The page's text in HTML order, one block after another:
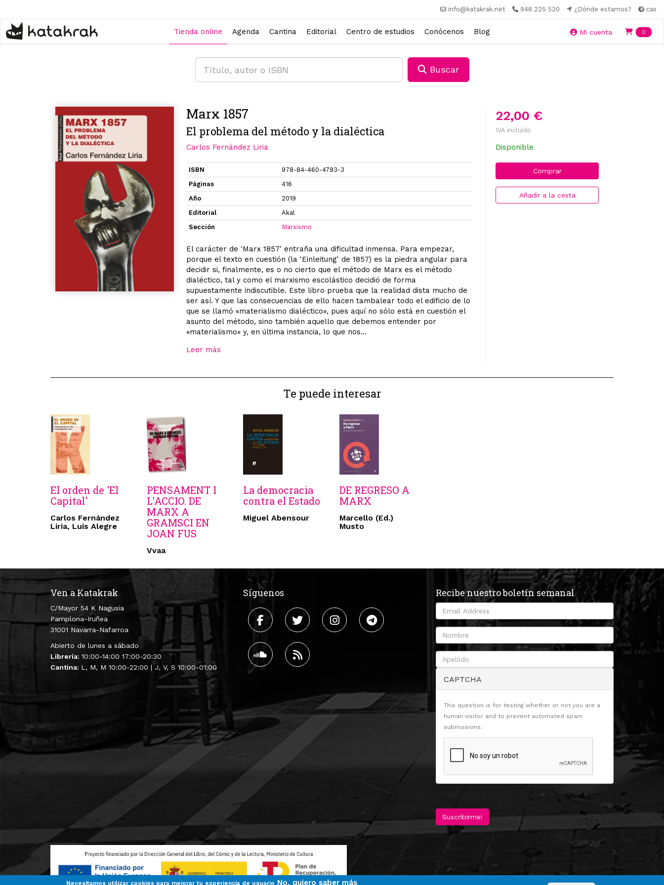
contenido
principal
info@katakrak.net 948 225 520 ¿Dónde estamos? cas
Tienda online Agenda Cantina Editorial Centro de estudios Conócenos Blog Mi cuenta 0
Buscar
22,00 €
IVA incluido
Disponible
Comprar
Añadir a la cesta
Marx 1857
El problema del método y la dialéctica
Carlos Fernández Liria
ISBN
978-84-460-4793-3
Páginas
416
Año
2019
Editorial
Akal
Sección
Marxismo
El carácter de 'Marx 1857' entraña una dificultad inmensa. Para empezar,
porque el texto en cuestión (la 'Einleitung' de 1857) es la piedra angular para
decidir si, finalmente, es o no cierto que el método de Marx es el método
dialéctico, tal y como el marxismo escolástico decidió de forma
supuestamente indiscutible. Este libro prueba que la realidad dista mucho de
ser así. Y que las consecuencias de ello hacen tambalear todo el edificio de lo
que se llamó «materialismo dialéctico», pues aquí no sólo está en cuestión el
asunto del método, sino también aquello que debemos entender por
«materialismo» y, en última instancia, lo que nos...
Leer más
Te puede interesar
El orden de 'El
Capital'
Carlos Fernández
Liria, Luis Alegre
PENSAMENT I
L'ACCIO. DE
MARX A
GRAMSCI EN
JOAN FUS
Vvaa
La democracia
contra el Estado
Miguel Abensour
DE REGRESO A
MARX
Marcello (Ed.)
Musto
Ven a Katakrak
C/Mayor 54 K Nagusia
Pamplona-Iruñea
31001 Navarra-Nafarroa
Abierto de lunes a sábado
Librería: 10:00-14:00 17:00-20:30
Cantina: L, M, M 10:00-22:00 | J, V, S 10:00-01:00
Síguenos Recibe nuestro boletín semanal
CAPTCHA
This question is for testing whether or not you are a
human visitor and to prevent automated spam
submissions.
Suscribirme!
Necesitamos utilizar cookies para mejorar tu experiencia de usuario No, quiero saber más